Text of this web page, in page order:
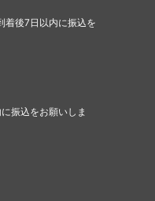
着後7日以内に振込を
振込をお願いしま